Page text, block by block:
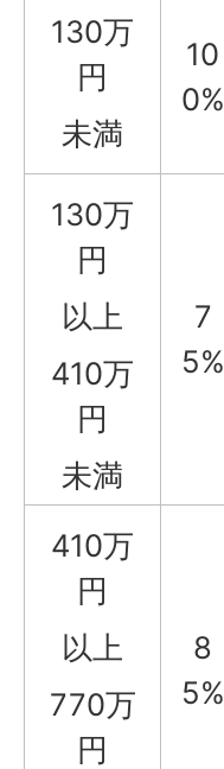
130万
円
未満
10
0%
130万
円
以上
410万
円
未満
7
5%
410万
円
以上
770万
円
8
5%